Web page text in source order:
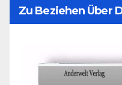
Zu Beziehen Über